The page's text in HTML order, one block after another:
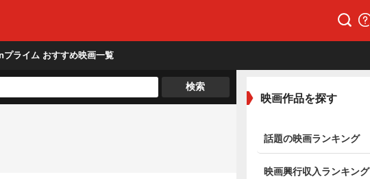
プライム おすすめ映画一覧
検索
映画作品を探す
話題の映画ランキング
映画興行収入ランキング